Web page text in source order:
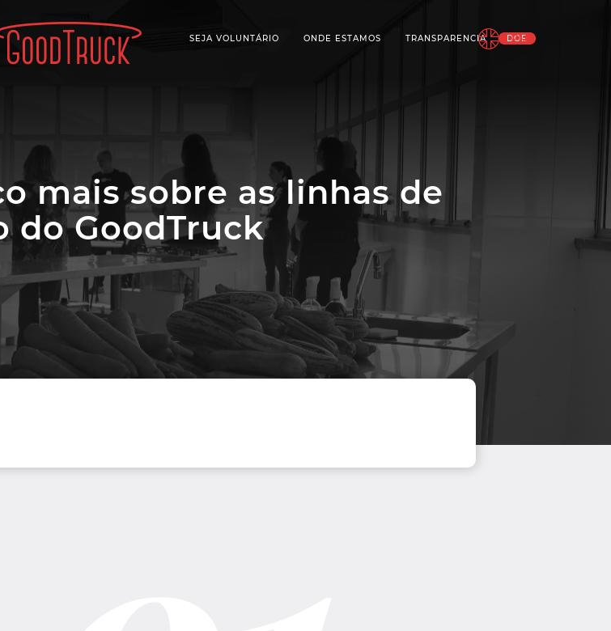
SEJA VOLUNTÁRIO ONDE ESTAMOS TRANSPARENCIA DOE
EN
mais sobre as linhas de
do GoodTruck